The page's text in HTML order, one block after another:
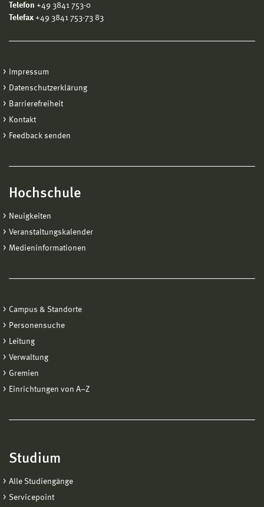
Telefon +49 3841 753-0
Telefax +49 3841 753-73 83
Impressum
Datenschutzerklärung
Barrierefreiheit
Kontakt
Feedback senden
Hochschule
Neuigkeiten
Veranstaltungskalender
Medieninformationen
Campus & Standorte
Personensuche
Leitung
Verwaltung
Gremien
Einrichtungen von A−Z
Studium
Alle Studiengänge
Servicepoint